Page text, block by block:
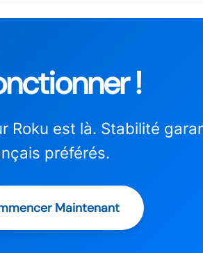
!
Roku est là. Stabilité
préférés.
Maintenant